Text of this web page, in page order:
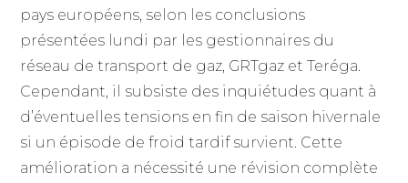
pays européens, selon les conclusions
présentées lundi par les gestionnaires du
réseau de transport de gaz, GRTgaz et Teréga.
Cependant, il subsiste des inquiétudes quant à
d’éventuelles tensions en fin de saison hivernale
si un épisode de froid tardif survient. Cette
amélioration a nécessité une révision complète